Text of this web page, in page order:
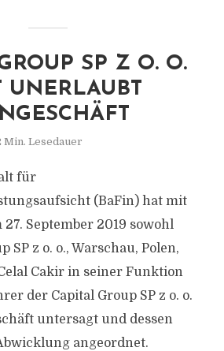
SP Z O. O.
UNERLAUBT
Min. Lesedauer
für
(BaFin) hat mit
September 2019 sowohl
SP z o. o., Warschau, Polen,
Cakir in seiner Funktion
der Capital Group SP z o. o.
untersagt und dessen
angeordnet.